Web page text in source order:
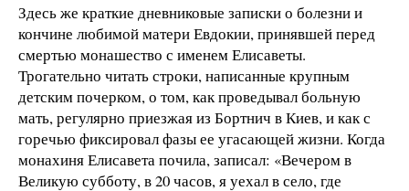
Здесь же краткие дневниковые записки о болезни и
кончине любимой матери Евдокии, принявшей перед
смертью монашество с именем Елисаветы.
Трогательно читать строки, написанные крупным
детским почерком, о том, как проведывал больную
мать, регулярно приезжая из Бортнич в Киев, и как с
горечью фиксировал фазы ее угасающей жизни. Когда
монахиня Елисавета почила, записал: «Вечером в
Великую субботу, в 20 часов, я уехал в село, где